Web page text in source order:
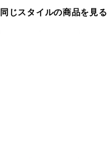
同じスタイルの商品を見る